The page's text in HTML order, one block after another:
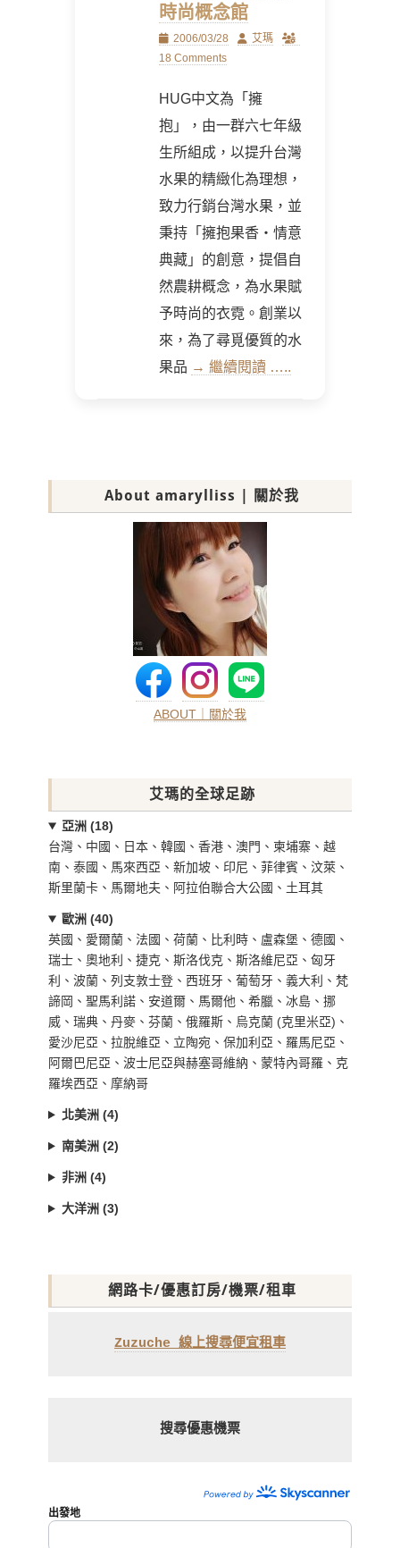
時尚概念館
Posted
on
2006/03/28 Author
艾瑪
18 Comments
HUG中文為「擁
抱」，由一群六七年級
生所組成，以提升台灣
水果的精緻化為理想，
致力行銷台灣水果，並
秉持「擁抱果香‧情意
典藏」的創意，提倡自
然農耕概念，為水果賦
予時尚的衣霓。創業以
來，為了尋覓優質的水
果品 → 繼續閱讀 …..
About amarylliss | 關於我
ABOUT｜關於我
艾瑪的全球足跡
亞洲 (18)
台灣、中國、日本、韓國、香港、澳門、柬埔寨、越
南、泰國、馬來西亞、新加坡、印尼、菲律賓、汶萊、
斯里蘭卡、馬爾地夫、阿拉伯聯合大公國、土耳其
歐洲 (40)
英國、愛爾蘭、法國、荷蘭、比利時、盧森堡、德國、
瑞士、奧地利、捷克、斯洛伐克、斯洛維尼亞、匈牙
利、波蘭、列支敦士登、西班牙、葡萄牙、義大利、梵
諦岡、聖馬利諾、安道爾、馬爾他、希臘、冰島、挪
威、瑞典、丹麥、芬蘭、俄羅斯、烏克蘭 (克里米亞)、
愛沙尼亞、拉脫維亞、立陶宛、保加利亞、羅馬尼亞、
阿爾巴尼亞、波士尼亞與赫塞哥維納、蒙特內哥羅、克
羅埃西亞、摩納哥
北美洲 (4)
南美洲 (2)
非洲 (4)
大洋洲 (3)
網路卡/優惠訂房/機票/租車
Zuzuche 線上搜尋便宜租車
搜尋優惠機票